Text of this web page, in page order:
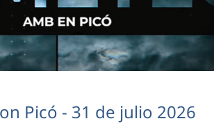
Picó - 31 de julio 2026